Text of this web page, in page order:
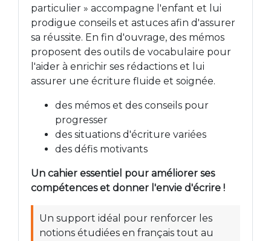
particulier » accompagne l'enfant et lui
prodigue conseils et astuces afin d'assurer
sa réussite. En fin d'ouvrage, des mémos
proposent des outils de vocabulaire pour
l'aider à enrichir ses rédactions et lui
assurer une écriture fluide et soignée.
des mémos et des conseils pour
progresser
des situations d'écriture variées
des défis motivants
Un cahier essentiel pour améliorer ses
compétences et donner l'envie d'écrire !
Un support idéal pour renforcer les
notions étudiées en français tout au